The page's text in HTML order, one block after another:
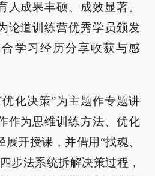
人成果丰硕、成效显著。
论道训练营优秀学员颁发
学习经历分享收获与感
化决策”为主题作专题讲
作为思维训练方法、优化
开授课，并借用“找魂、
步法系统拆解决策过程，